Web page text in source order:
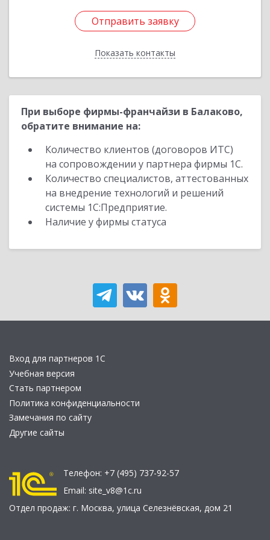
Отправить заявку
Показать контакты
Отправить заявку
Назад
При выборе фирмы-франчайзи в Балаково,
обратите внимание на:
Количество клиентов (договоров ИТС)
на сопровождении у партнера фирмы 1С.
Количество специалистов, аттестованных
на внедрение технологий и решений
системы 1С:Предприятие.
Наличие у фирмы статуса
Вход для партнеров 1С
Учебная версия
Стать партнером
Политика конфиденциальности
Замечания по сайту
Другие сайты
Телефон: +7 (495) 737-92-57
Email: site_v8@1c.ru
Отдел продаж: г. Москва, улица Селезнёвская, дом 21